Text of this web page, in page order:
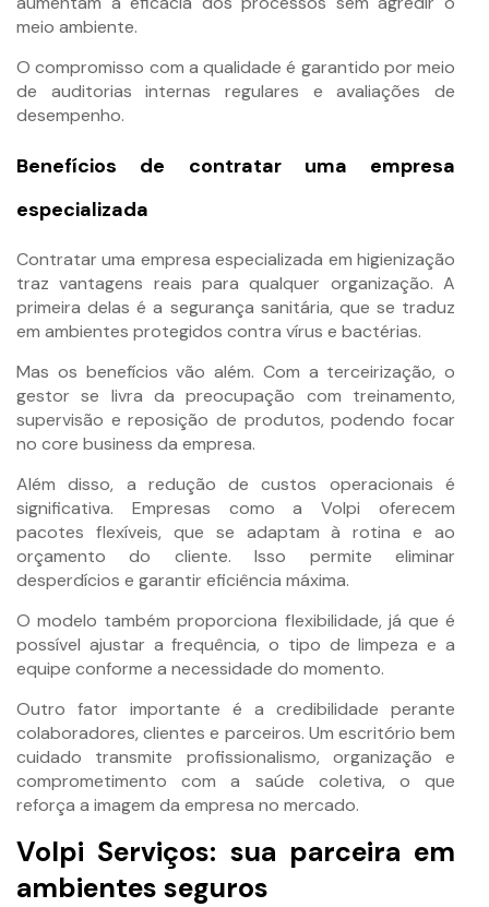
meio ambiente.
O compromisso com a qualidade é garantido por meio
de auditorias internas regulares e avaliações de
desempenho.
Benefícios de contratar uma empresa
especializada
Contratar uma empresa especializada em higienização
traz vantagens reais para qualquer organização. A
primeira delas é a segurança sanitária, que se traduz
em ambientes protegidos contra vírus e bactérias.
Mas os benefícios vão além. Com a terceirização, o
gestor se livra da preocupação com treinamento,
supervisão e reposição de produtos, podendo focar
no core business da empresa.
Além disso, a redução de custos operacionais é
significativa. Empresas como a Volpi oferecem
pacotes flexíveis, que se adaptam à rotina e ao
orçamento do cliente. Isso permite eliminar
desperdícios e garantir eficiência máxima.
O modelo também proporciona flexibilidade, já que é
possível ajustar a frequência, o tipo de limpeza e a
equipe conforme a necessidade do momento.
Outro fator importante é a credibilidade perante
colaboradores, clientes e parceiros. Um escritório bem
cuidado transmite profissionalismo, organização e
comprometimento com a saúde coletiva, o que
reforça a imagem da empresa no mercado.
Volpi Serviços: sua parceira em
ambientes seguros